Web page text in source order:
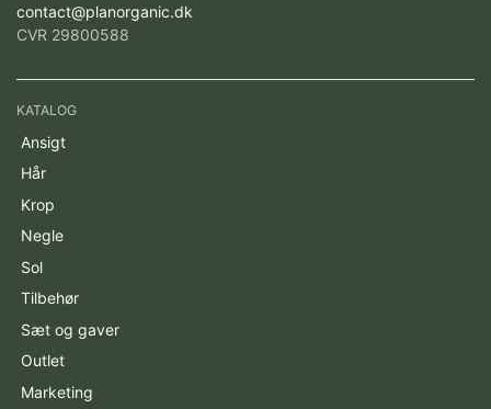
contact@planorganic.dk
CVR 29800588
KATALOG
Ansigt
Hår
Krop
Negle
Sol
Tilbehør
Sæt og gaver
Outlet
Marketing